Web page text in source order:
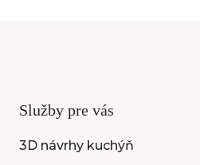
Služby pre vás
3D návrhy kuchýň